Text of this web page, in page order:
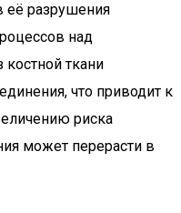
её разрушения
над
костной ткани
что приводит к
риска
может перерасти в